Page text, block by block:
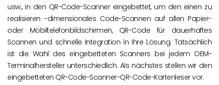
usw., in den QR-Code-Scanner eingebettet, um den einen zu
realisieren -dimensionales Code-Scannen auf allen Papier-
oder Mobiltelefonbildschirmen, QR-Code für dauerhaftes
Scannen und schnelle Integration in Ihre Lösung. Tatsächlich
ist die Wahl des eingebetteten Scanners bei jedem OEM-
Terminalhersteller unterschiedlich. Als nächstes stellen wir den
eingebetteten QR-Code-Scanner-QR-Code-Kartenleser vor.